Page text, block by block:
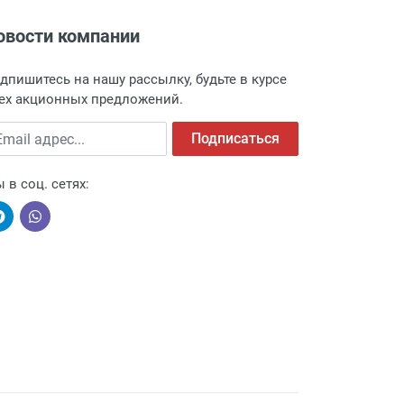
г. Москва, Переведеновский
о поступлении товара.
пункт выдачи, чтобы избежать
компаниями, поэтому легко и
компании
на нашу рассылку, будьте в курсе
акционных предложений.
адрес Подписаться
в соц. сетях: